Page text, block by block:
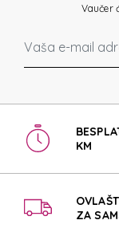
Vaučer
KM
ZA